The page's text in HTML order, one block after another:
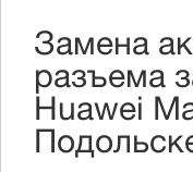
Замена
разъема
Huawei